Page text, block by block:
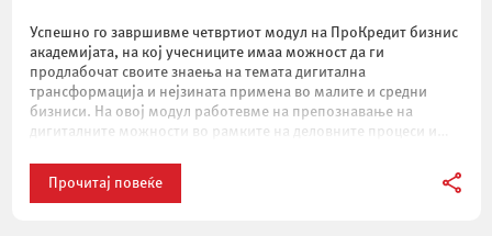
Успешно го завршивме четвртиот модул на ПроКредит бизнис
академијата, на кој учесниците имаа можност да ги
продлабочат своите знаења на темата дигитална
трансформација и нејзината примена во малите и средни
бизниси. На овој модул работевме на препознавање на
дигиталните можности во рамките на деловните процеси и
Прочитај повеќе